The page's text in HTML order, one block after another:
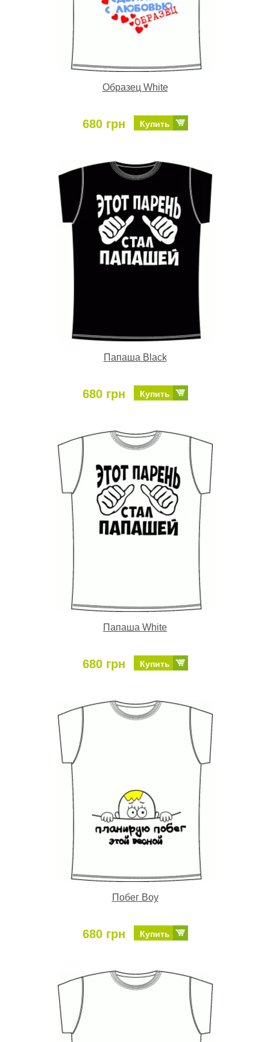
Образец White
680 грн Купить
Папаша Black
680 грн Купить
Папаша White
680 грн Купить
Побег Boy
680 грн Купить